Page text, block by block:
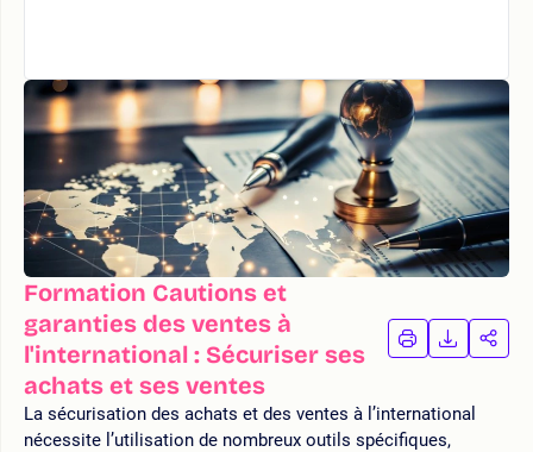
Formation Cautions et
garanties des ventes à
l'international : Sécuriser ses
achats et ses ventes
IMPRIMER
LA
LA
La sécurisation des achats et des ventes à l’international
nécessite l’utilisation de nombreux outils spécifiques,